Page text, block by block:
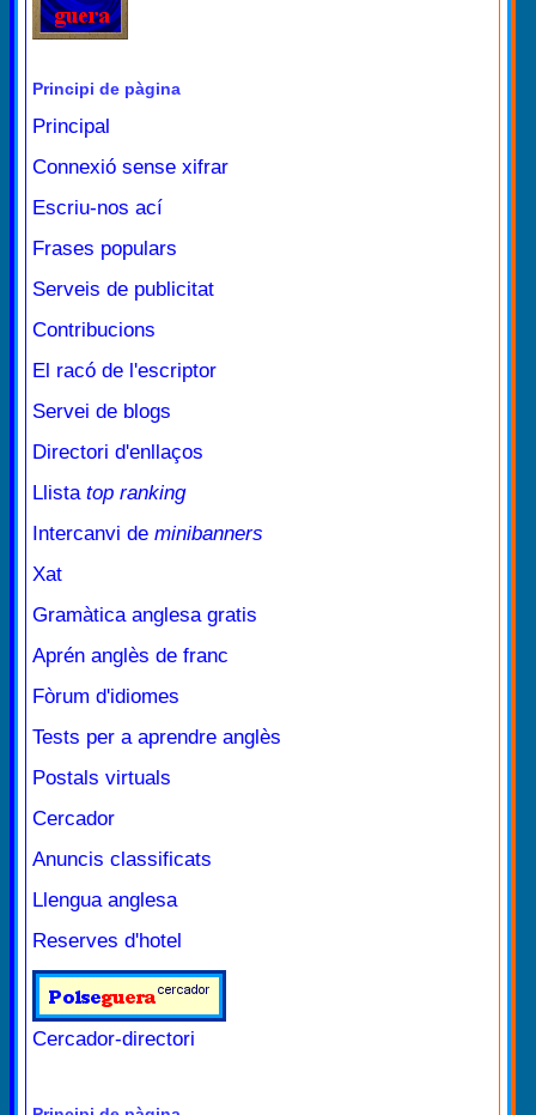
Principi de pàgina
Principal
Connexió sense xifrar
Escriu-nos ací
Frases populars
Serveis de publicitat
Contribucions
El racó de l'escriptor
Servei de blogs
Directori d'enllaços
Llista top ranking
Intercanvi de minibanners
Xat
Gramàtica anglesa gratis
Aprén anglès de franc
Fòrum d'idiomes
Tests per a aprendre anglès
Postals virtuals
Cercador
Anuncis classificats
Llengua anglesa
Reserves d'hotel
Cercador-directori